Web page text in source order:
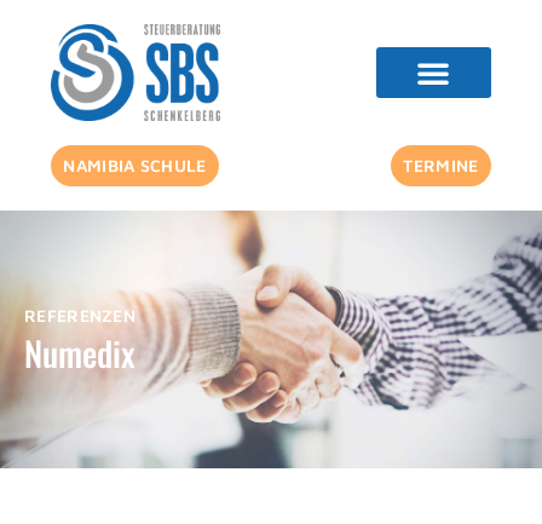
NAMIBIA SCHULE TERMINE
REFERENZEN
Numedix